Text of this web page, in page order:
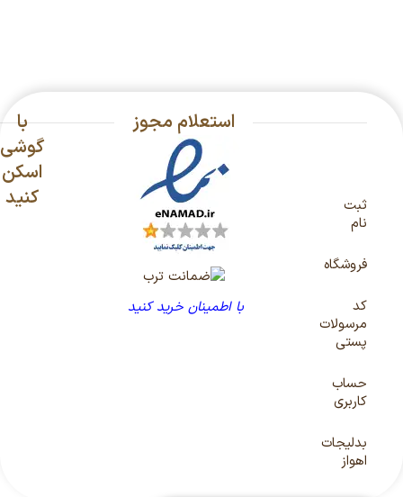
ثبت
نام
فروشگاه
کد
مرسولات
پستی
حساب
کاربری
بدلیجات
اهواز
استعلام مجوز
با اطمینان خرید کنید
با
گوشی
اسکن
کنید